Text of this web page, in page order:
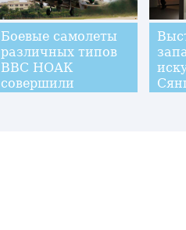
Боевые самолеты
различных типов
ВВС НОАК
совершили